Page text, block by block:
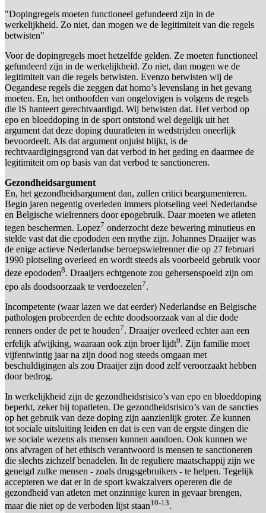
"Dopingregels moeten functioneel gefundeerd zijn in de
werkelijkheid. Zo niet, dan mogen we de legitimiteit van die regels
betwisten"
Voor de dopingregels moet hetzelfde gelden. Ze moeten functioneel
gefundeerd zijn in de werkelijkheid. Zo niet, dan mogen we de
legitimiteit van die regels betwisten. Evenzo betwisten wij de
Oegandese regels die zeggen dat homo’s levenslang in het gevang
moeten. En, het onthoofden van ongelovigen is volgens de regels
die IS hanteert gerechtvaardigd. Wij betwisten dat. Het verbod op
epo en bloeddoping in de sport ontstond wel degelijk uit het
argument dat deze doping duuratleten in wedstrijden oneerlijk
bevoordeelt. Als dat argument onjuist blijkt, is de
rechtvaardigingsgrond van dat verbod in het geding en daarmee de
legitimiteit om op basis van dat verbod te sanctioneren.
Gezondheidsargument
En, het gezondheidsargument dan, zullen critici beargumenteren.
Begin jaren negentig overleden immers plotseling veel Nederlandse
en Belgische wielrenners door epogebruik. Daar moeten we atleten
tegen beschermen. Lopez7 onderzocht deze bewering minutieus en
stelde vast dat die epododen een mythe zijn. Johannes Draaijer was
de enige actieve Nederlandse beroepswielrenner die op 27 februari
1990 plotseling overleed en wordt steeds als voorbeeld gebruik voor
deze epododen8. Draaijers echtgenote zou gehersenspoeld zijn om
epo als doodsoorzaak te verdoezelen7.
Incompetente (waar lazen we dat eerder) Nederlandse en Belgische
pathologen probeerden de echte doodsoorzaak van al die dode
renners onder de pet te houden7. Draaijer overleed echter aan een
erfelijk afwijking, waaraan ook zijn broer lijdt9. Zijn familie moet
vijfentwintig jaar na zijn dood nog steeds omgaan met
beschuldigingen als zou Draaijer zijn dood zelf veroorzaakt hebben
door bedrog.
In werkelijkheid zijn de gezondheidsrisico’s van epo en bloeddoping
beperkt, zeker bij topatleten. De gezondheidsrisico’s van de sancties
op het gebruik van deze doping zijn aanzienlijk groter. Ze kunnen
tot sociale uitsluiting leiden en dat is een van de ergste dingen die
we sociale wezens als mensen kunnen aandoen. Ook kunnen we
ons afvragen of het ethisch verantwoord is mensen te sanctioneren
die slechts zichzelf benadelen. In de reguliere maatschappij zijn we
geneigd zulke mensen - zoals drugsgebruikers - te helpen. Tegelijk
accepteren we dat er in de sport kwakzalvers opereren die de
gezondheid van atleten met onzinnige kuren in gevaar brengen,
maar die niet op de verboden lijst staan10-13.